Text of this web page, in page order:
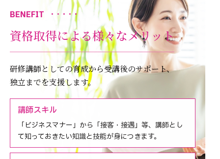
BENEFIT ・・・・・
資格取得による様々なメリット
研修講師としての育成から受講後のサポート、
独立までを支援します。
講師スキル
「ビジネスマナー」から「接客・接遇」等、講師とし
て知っておきたい知識と技能が身につきます。